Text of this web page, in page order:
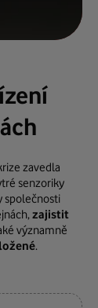
zavedla
senzoriky
společnosti
zajistit
významně
.